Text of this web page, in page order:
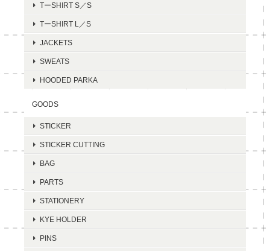
TーSHIRT S／S
TーSHIRT L／S
JACKETS
SWEATS
HOODED PARKA
GOODS
STICKER
STICKER CUTTING
BAG
PARTS
STATIONERY
KYE HOLDER
PINS